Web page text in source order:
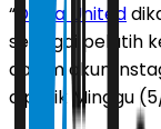
“ Dewa United
sebagai pelatih
dalam akun
dipetik Minggu